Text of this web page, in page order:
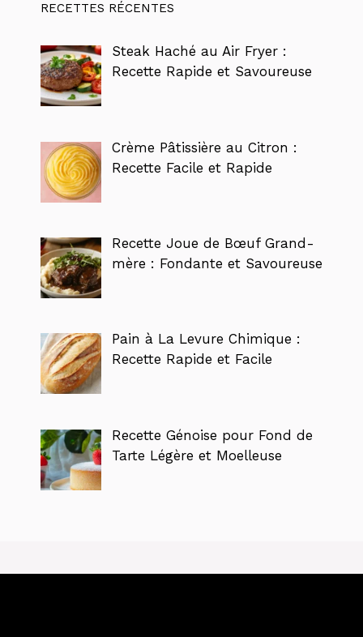
RECETTES RÉCENTES
Steak Haché au Air Fryer :
Recette Rapide et Savoureuse
Crème Pâtissière au Citron :
Recette Facile et Rapide
Recette Joue de Bœuf Grand-
mère : Fondante et Savoureuse
Pain à La Levure Chimique :
Recette Rapide et Facile
Recette Génoise pour Fond de
Tarte Légère et Moelleuse